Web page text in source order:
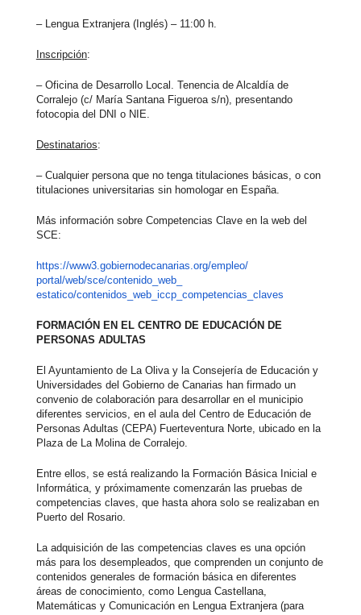
– Lengua Extranjera (Inglés) – 11:00 h.
Inscripción:
– Oficina de Desarrollo Local. Tenencia de Alcaldía de
Corralejo (c/ María Santana Figueroa s/n), presentando
fotocopia del DNI o NIE.
Destinatarios:
– Cualquier persona que no tenga titulaciones básicas, o con
titulaciones universitarias sin homologar en España.
Más información sobre Competencias Clave en la web del
SCE:
https://www3. gobiernodecanarias.org/empleo/
portal/web/sce/contenido_web_
estatico/contenidos_web_iccp_ competencias_claves
FORMACIÓN EN EL CENTRO DE EDUCACIÓN DE
PERSONAS ADULTAS
El Ayuntamiento de La Oliva y la Consejería de Educación y
Universidades del Gobierno de Canarias han firmado un
convenio de colaboración para desarrollar en el municipio
diferentes servicios, en el aula del Centro de Educación de
Personas Adultas (CEPA) Fuerteventura Norte, ubicado en la
Plaza de La Molina de Corralejo.
Entre ellos, se está realizando la Formación Básica Inicial e
Informática, y próximamente comenzarán las pruebas de
competencias claves, que hasta ahora solo se realizaban en
Puerto del Rosario.
La adquisición de las competencias claves es una opción
más para los desempleados, que comprenden un conjunto de
contenidos generales de formación básica en diferentes
áreas de conocimiento, como Lengua Castellana,
Matemáticas y Comunicación en Lengua Extranjera (para